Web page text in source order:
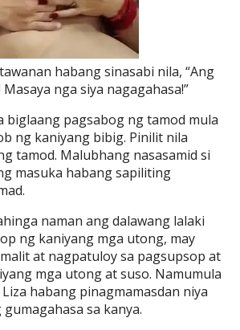
habang sinasabi nila, “Ang
nga siya nagagahasa!”
biglaang pagsabog ng tamod mula
ng kaniyang bibig. Pinilit nila
tamod. Malubhang nasasamid si
masuka habang sapiliting
naman ang dalawang lalaki
ng kaniyang mga utong, may
at nagpatuloy sa pagsupsop at
mga utong at suso. Namumula
habang pinagmamasdan niya
sa kanya.